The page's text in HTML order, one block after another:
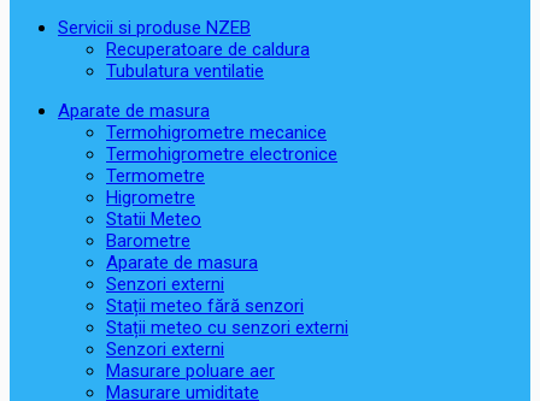
Servicii si produse NZEB
Recuperatoare de caldura
Tubulatura ventilatie
Aparate de masura
Termohigrometre mecanice
Termohigrometre electronice
Termometre
Higrometre
Statii Meteo
Barometre
Aparate de masura
Senzori externi
Stații meteo fără senzori
Stații meteo cu senzori externi
Senzori externi
Masurare poluare aer
Masurare umiditate